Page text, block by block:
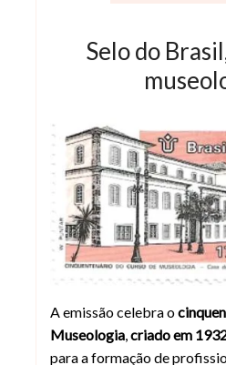
Selo do
Cinquentenário
A emissão celebra o
Museologia,criado em
para a formação de